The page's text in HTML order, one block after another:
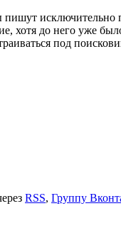
хотя до него уже
под
RSS, Группу